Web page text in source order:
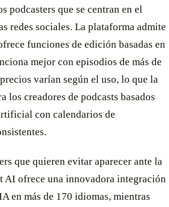
podcasters que se centran en el
redes sociales. La plataforma admite
funciones de edición basadas en
mejor con episodios de más de
varían según el uso, lo que la
los creadores de podcasts basados
con calendarios de
que quieren evitar aparecer ante la
AI ofrece una innovadora integración
en más de 170 idiomas, mientras